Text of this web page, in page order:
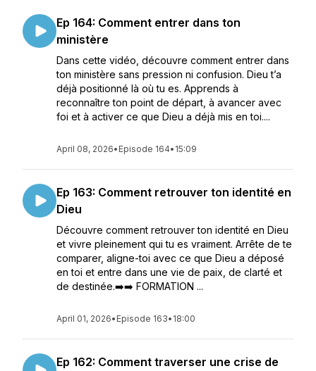
Ep 164: Comment entrer dans ton
ministère
Dans cette vidéo, découvre comment entrer dans
ton ministère sans pression ni confusion. Dieu t’a
déjà positionné là où tu es. Apprends à
reconnaître ton point de départ, à avancer avec
foi et à activer ce que Dieu a déjà mis en toi....
April 08, 2026• Episode 164• 15:09
Ep 163: Comment retrouver ton identité en
Dieu
Découvre comment retrouver ton identité en Dieu
et vivre pleinement qui tu es vraiment. Arrête de te
comparer, aligne-toi avec ce que Dieu a déposé
en toi et entre dans une vie de paix, de clarté et
de destinée.➡️➡️ FORMATION ...
April 01, 2026• Episode 163• 18:00
Ep 162: Comment traverser une crise de